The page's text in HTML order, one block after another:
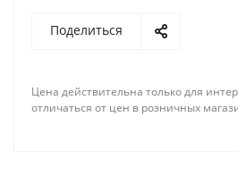
Поделиться
Цена действительна только для
отличаться от цен в розничных